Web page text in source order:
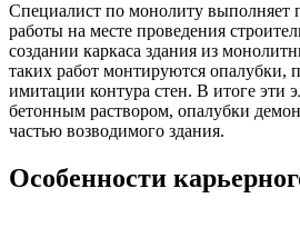
Специалист по монолиту выполняет
работы на месте проведения
создании каркаса здания из
таких работ монтируются опалубки,
имитации контура стен. В итоге эти
бетонным раствором, опалубки
частью возводимого здания.
Особенности